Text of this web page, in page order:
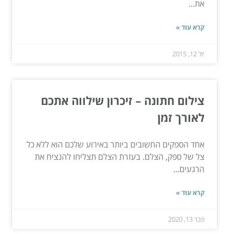
את...
קרא עוד »
יול 12, 2015
צילום חתונה – זיכרון שילווה אתכם
לאורך זמן
אחד הספקים החשובים ביותר באירוע שלכם הוא ללא כל
צל של ספק, הצלם. בעזרת הצלם תצליחו להנציח את
הרגעים...
קרא עוד »
פבר 13, 2020